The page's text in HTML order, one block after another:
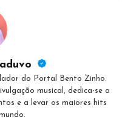
do Portal Bento Zinho.
musical, dedica-se a
e a levar os maiores hits